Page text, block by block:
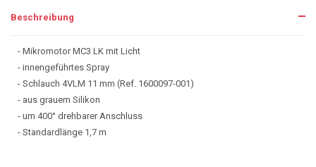
Beschreibung
- Mikromotor MC3 LK mit Licht
- innengeführtes Spray
- Schlauch 4VLM 11 mm (Ref. 1600097-001)
- aus grauem Silikon
- um 400° drehbarer Anschluss
- Standardlänge 1,7 m